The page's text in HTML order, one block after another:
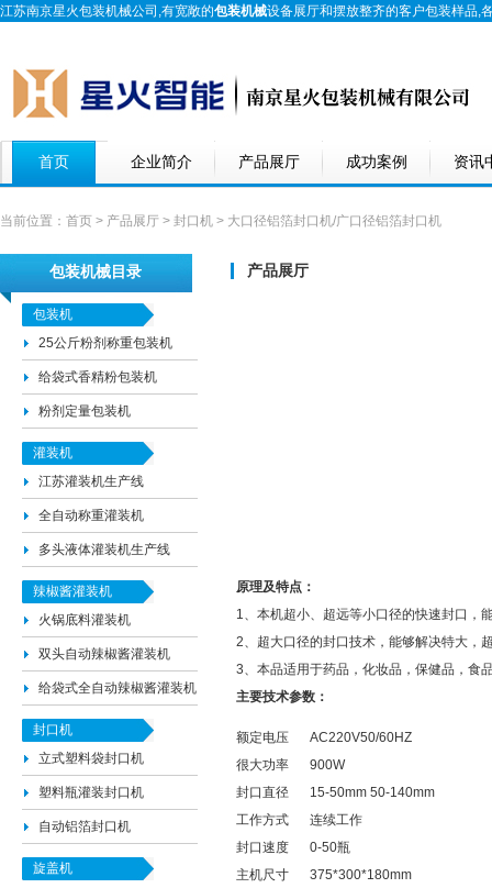
江苏南京星火包装机械公司,有宽敞的包装机械设备展厅和摆放整齐的客户包装样品,
首页 企业简介 产品展厅 成功案例 资讯
当前位置： 首页 > 产品展厅 > 封口机 > 大口径铝箔封口机/广口径铝箔封口机
包装机械目录
包装机
25公斤粉剂称重包装机
给袋式香精粉包装机
粉剂定量包装机
灌装机
江苏灌装机生产线
全自动称重灌装机
多头液体灌装机生产线
辣椒酱灌装机
火锅底料灌装机
双头自动辣椒酱灌装机
给袋式全自动辣椒酱灌装机
封口机
立式塑料袋封口机
塑料瓶灌装封口机
自动铝箔封口机
旋盖机
产品展厅
原理及特点：
1、本机超小、超远等小口径的快速封口，
2、超大口径的封口技术，能够解决特大，
3、本品适用于药品，化妆品，保健品，食
主要技术参数：
额定电压
AC220V50/60HZ
很大功率
900W
封口直径
15-50mm 50-140mm
工作方式
连续工作
封口速度
0-50瓶
主机尺寸
375*300*180mm